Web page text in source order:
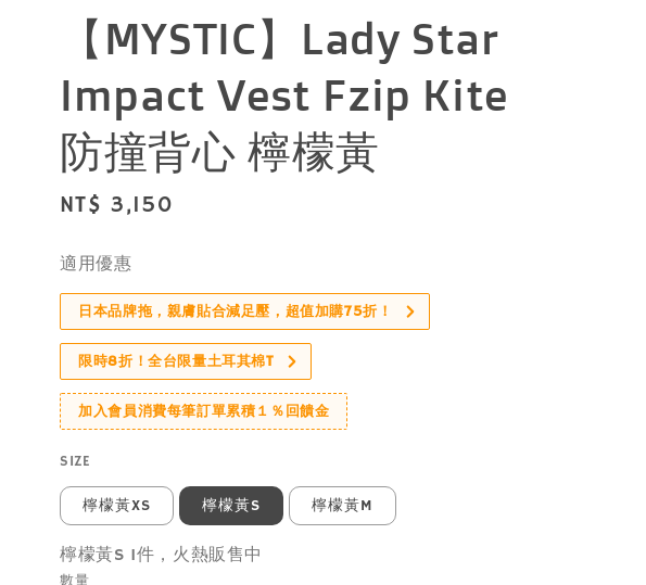
【MYSTIC】Lady Star
Impact Vest Fzip Kite
防撞背心 檸檬黃
Regular
NT$ 3,150
適用優惠
日本品牌拖，親膚貼合減足壓，超值加購75折！
限時8折！全台限量土耳其棉T
加入會員消費每筆訂單累積１％回饋金
SIZE
檸檬黃XS 檸檬黃S 檸檬黃M
檸檬黃S 1件，火熱販售中
數量